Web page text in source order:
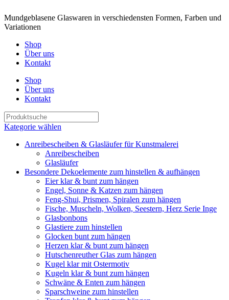
Mundgeblasene Glaswaren in verschiedensten Formen, Farben und
Variationen
Shop
Über uns
Kontakt
Shop
Über uns
Kontakt
Kategorie wählen
Anreibescheiben & Glasläufer für Kunstmalerei
Anreibescheiben
Glasläufer
Besondere Dekoelemente zum hinstellen & aufhängen
Eier klar & bunt zum hängen
Engel, Sonne & Katzen zum hängen
Feng-Shui, Prismen, Spiralen zum hängen
Fische, Muscheln, Wolken, Seestern, Herz Serie Inge
Glasbonbons
Glastiere zum hinstellen
Glocken bunt zum hängen
Herzen klar & bunt zum hängen
Hutschenreuther Glas zum hängen
Kugel klar mit Ostermotiv
Kugeln klar & bunt zum hängen
Schwäne & Enten zum hängen
Sparschweine zum hinstellen